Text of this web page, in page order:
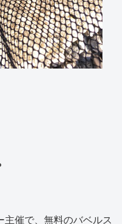
催で、無料のバベルス